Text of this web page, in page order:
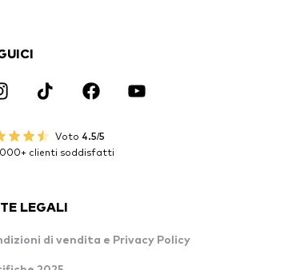
Voto 4.5/5
clienti soddisfatti
LEGALI
di vendita e Privacy Policy